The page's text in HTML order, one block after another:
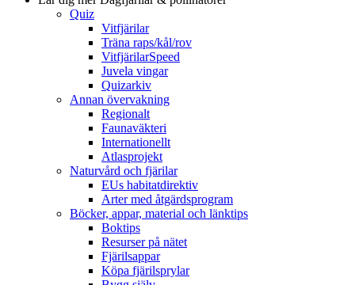
Quiz
Vitfjärilar
Träna raps/kål/rov
VitfjärilarSpeed
Juvela vingar
Quizarkiv
Annan övervakning
Regionalt
Faunaväkteri
Internationellt
Atlasprojekt
Naturvård och fjärilar
EUs habitatdirektiv
Arter med åtgärdsprogram
Böcker, appar, material och länktips
Boktips
Resurser på nätet
Fjärilsappar
Köpa fjärilsprylar